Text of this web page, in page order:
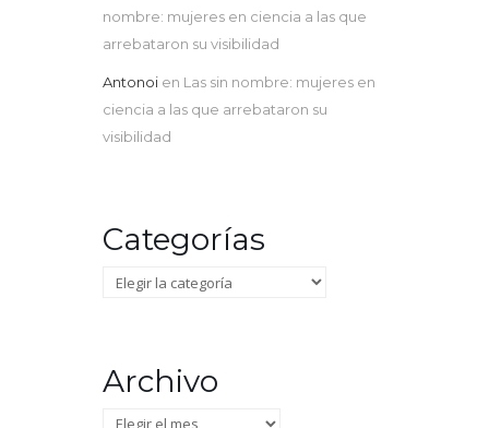
nombre: mujeres en ciencia a las que
arrebataron su visibilidad
Antonoi en Las sin nombre: mujeres en
ciencia a las que arrebataron su
visibilidad
Categorías
Categorías
Archivo
Archivo